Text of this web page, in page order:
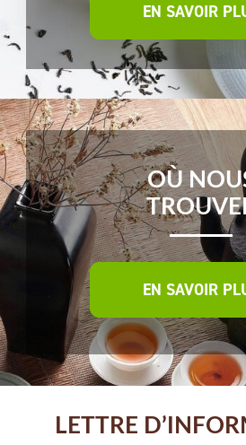
EN SAVOIR
OÙ
EN SAVOIR
LETTRE